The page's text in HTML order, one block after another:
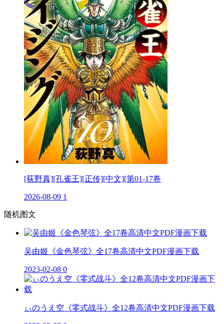
[荻野真][孔雀王][正传][中文][第01-17卷
2026-08-09 1
随机图文
吴由姬《金色琴弦》全17卷高清中文PDF漫画下载
2023-02-08 0
ぃのうえ空《零式战斗》全12卷高清中文PDF漫画下载